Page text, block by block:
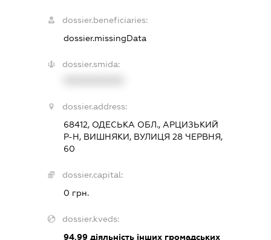
dossier.beneficiaries:
dossier.missingData
dossier.smida:
dossier.address:
68412, ОДЕСЬКА ОБЛ., АРЦИЗЬКИЙ
Р-Н, ВИШНЯКИ, ВУЛИЦЯ 28 ЧЕРВНЯ,
60
dossier.capital:
0 грн.
dossier.kveds:
94.99діяльність інших громадських